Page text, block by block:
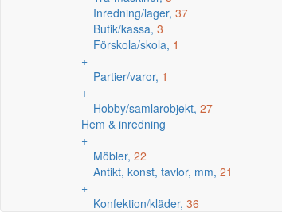
Inredning/lager, 37
Butik/kassa, 3
Förskola/skola, 1
+
Partier/varor, 1
+
Hobby/samlarobjekt, 27
Hem & inredning
+
Möbler, 22
Antikt, konst, tavlor, mm, 21
+
Konfektion/kläder, 36